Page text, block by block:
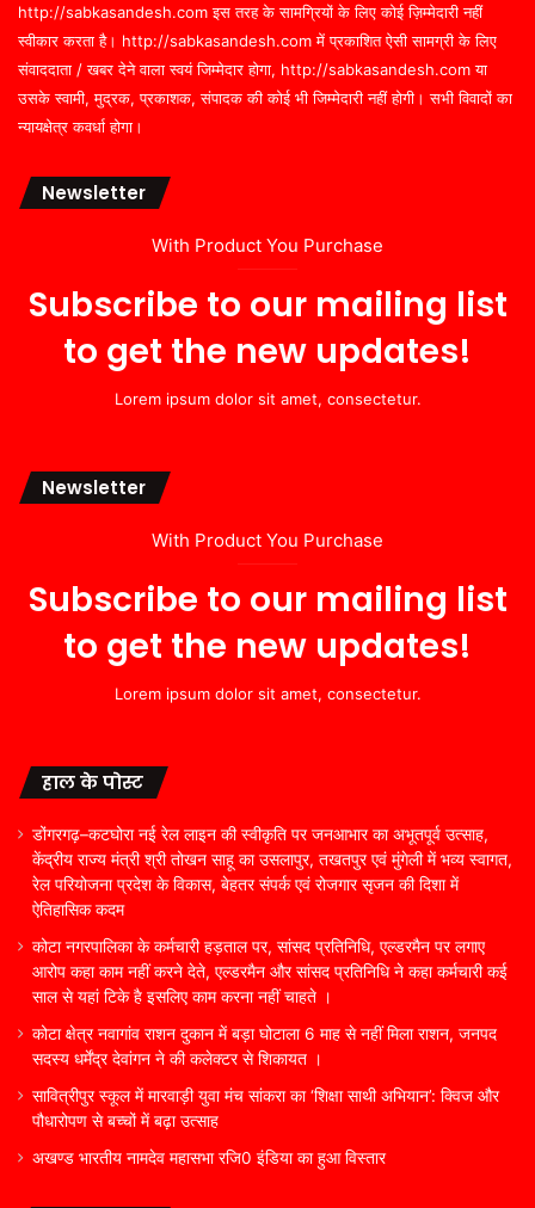
http://sabkasandesh.com इस तरह के सामग्रियों के लिए कोई ज़िम्मेदारी नहीं
स्वीकार करता है। http://sabkasandesh.com में प्रकाशित ऐसी सामग्री के लिए
संवाददाता / खबर देने वाला स्वयं जिम्मेदार होगा, http://sabkasandesh.com या
उसके स्वामी, मुद्रक, प्रकाशक, संपादक की कोई भी जिम्मेदारी नहीं होगी। सभी विवादों का
न्यायक्षेत्र कवर्धा होगा।
Newsletter
With Product You Purchase
Subscribe to our mailing list
to get the new updates!
Lorem ipsum dolor sit amet, consectetur.
Newsletter
With Product You Purchase
Subscribe to our mailing list
to get the new updates!
Lorem ipsum dolor sit amet, consectetur.
हाल के पोस्ट
डोंगरगढ़–कटघोरा नई रेल लाइन की स्वीकृति पर जनआभार का अभूतपूर्व उत्साह,
केंद्रीय राज्य मंत्री श्री तोखन साहू का उसलापुर, तखतपुर एवं मुंगेली में भव्य स्वागत,
रेल परियोजना प्रदेश के विकास, बेहतर संपर्क एवं रोजगार सृजन की दिशा में
ऐतिहासिक कदम
कोटा नगरपालिका के कर्मचारी हड़ताल पर, सांसद प्रतिनिधि, एल्डरमैन पर लगाए
आरोप कहा काम नहीं करने देते, एल्डरमैन और सांसद प्रतिनिधि ने कहा कर्मचारी कई
साल से यहां टिके है इसलिए काम करना नहीं चाहते ।
कोटा क्षेत्र नवागांव राशन दुकान में बड़ा घोटाला 6 माह से नहीं मिला राशन, जनपद
सदस्य धर्मेंद्र देवांगन ने की कलेक्टर से शिकायत ।
सावित्रीपुर स्कूल में मारवाड़ी युवा मंच सांकरा का ‘शिक्षा साथी अभियान’: क्विज और
पौधारोपण से बच्चों में बढ़ा उत्साह
अखण्ड भारतीय नामदेव महासभा रजि0 इंडिया का हुआ विस्तार